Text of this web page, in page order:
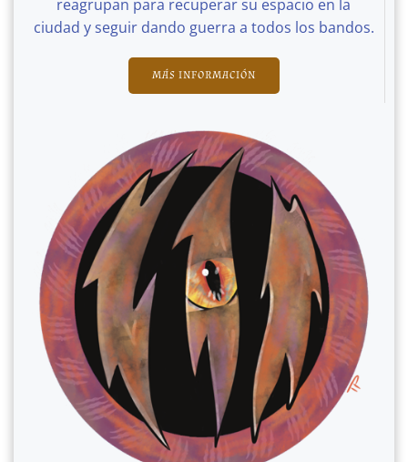
reagrupan para recuperar su espacio en la
ciudad y seguir dando guerra a todos los bandos.
MÁS INFORMACIÓN